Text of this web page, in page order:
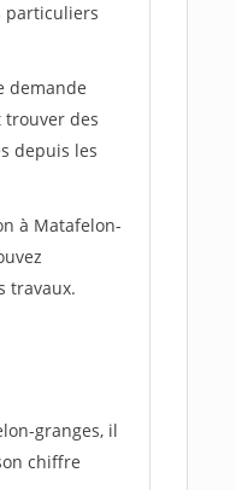
particuliers
demande
des
depuis les
à Matafelon-
travaux.
granges, il
chiffre